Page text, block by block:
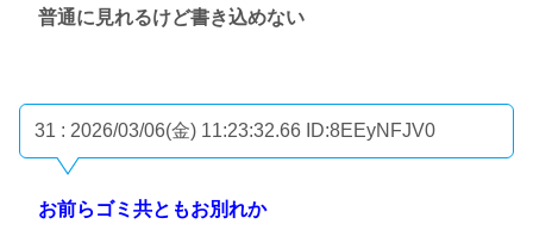
普通に見れるけど書き込めない
31 : 2026/03/06(金) 11:23:32.66 ID:8EEyNFJV0
お前らゴミ共ともお別れか